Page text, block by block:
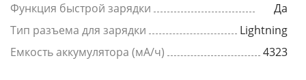
Функция быстрой зарядки
Да
Тип разъема для зарядки
Lightning
Емкость аккумулятора (мА/ч)
4323